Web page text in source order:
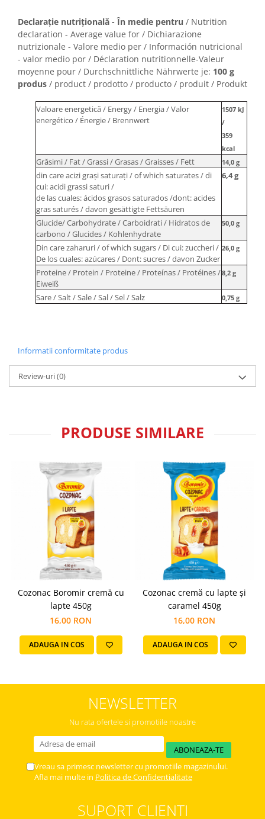
Declarație nutrițională - În medie pentru / Nutrition
declaration - Average value for / Dichiarazione
nutrizionale - Valore medio per / Información nutricional
- valor medio por / Déclaration nutritionnelle-Valeur
moyenne pour / Durchschnittliche Nährwerte je: 100 g
produs / product / prodotto / producto / produit / Produkt
Valoare energetică / Energy / Energia / Valor
energético / Énergie / Brennwert
1507 kJ
/
359
kcal
Grăsimi / Fat / Grassi / Grasas / Graisses / Fett 14,0 g
din care acizi graşi saturaţi / of which saturates / di
cui: acidi grassi saturi /
de las cuales: ácidos grasos saturados /dont: acides
gras saturés / davon gesättigte Fettsäuren
6,4 g
Glucide/ Carbohydrate / Carboidrati / Hidratos de
carbono / Glucides / Kohlenhydrate
50,0 g
Din care zaharuri / of which sugars / Di cui: zuccheri /
De los cuales: azúcares / Dont: sucres / davon Zucker
26,0 g
Proteine / Protein / Proteine / Proteínas / Protéines /
Eiweiß
8,2 g
Sare / Salt / Sale / Sal / Sel / Salz 0,75 g
Informatii conformitate produs
Review-uri(0)
PRODUSE SIMILARE
Cozonac Boromir cremă cu
lapte 450g
16,00 RON
ADAUGA IN COS
Cozonac cremă cu lapte și
caramel 450g
16,00 RON
ADAUGA IN COS
NEWSLETTER
Nu rata ofertele si promotiile noastre
Vreau sa primesc newsletter cu promotiile magazinului.
Afla mai multe in Politica de Confidentialitate
SUPORT CLIENTI